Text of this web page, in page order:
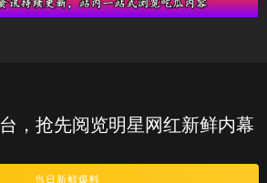
，抢先阅览明星网红新鲜内幕
当日新鲜爆料